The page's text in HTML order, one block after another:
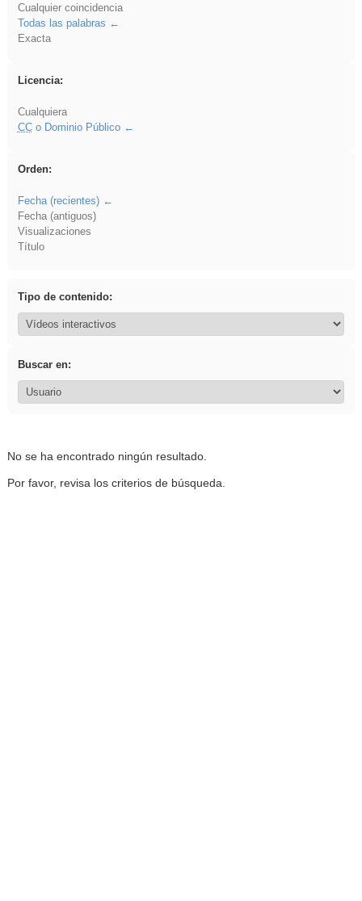
Cualquier coincidencia
Todas las palabras
Exacta
Licencia:
Cualquiera
CCo Dominio Público
Orden:
Fecha (recientes)
Fecha (antiguos)
Visualizaciones
Título
Tipo de contenido:
Buscar en:
No se ha encontrado ningún resultado.
Por favor, revisa los criterios de búsqueda.